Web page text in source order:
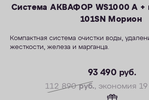
Система АКВАФОР WS1000 A +
101SN Морион
Компактная система очистки воды,
жесткости, железа и марганца.
—Максимальное значение ПМО: до 10 мг
—Максимальная удаляемая жесткость — 24
—Максимальная удаляемая концентрация
93 490 руб.
112 890руб., экономия